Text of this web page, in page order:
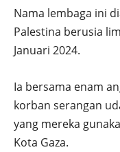
Nama lembaga ini
Palestina berusia
Januari 2024.
Ia bersama enam
korban serangan
yang mereka
Kota Gaza.